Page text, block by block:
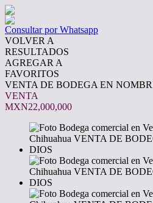
Consultar por Whatsapp
VOLVER A
RESULTADOS
AGREGAR A
FAVORITOS
VENTA DE BODEGA EN
VENTA
MXN22,000,000